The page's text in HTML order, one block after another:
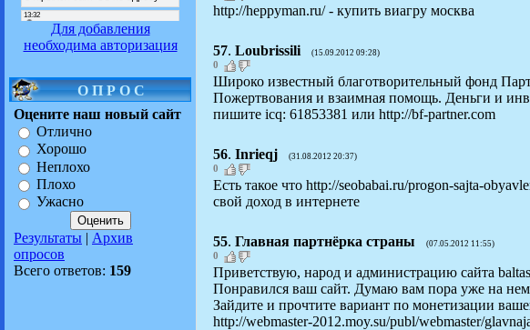
Для добавления
необходима авторизация
О П Р О С
Оцените наш новый сайт
Отлично
Хорошо
Неплохо
Плохо
Ужасно
Результаты | Архив
опросов
Всего ответов: 159
http://heppyman.ru/ - купить виагру москва
57. Loubrissili (15.09.2012 09:28)
0
Широко известный благотворительный фонд
Пожертвования и взаимная помощь. Деньги и
пишите icq: 61853381 или http://bf-partner.com
56. Inrieqj (31.08.2012 20:37)
0
Есть такое что http://seobabai.ru/progon-sajta-
свой доход в интернете
55. Главная партнёрка страны (07.05.2012 11:55)
0
Приветствую, народ и администрацию сайта
Понравился ваш сайт. Думаю вам пора уже на нем
Зайдите и прочтите вариант по монетизации
http://webmaster-2012.moy.su/publ/webmaster/